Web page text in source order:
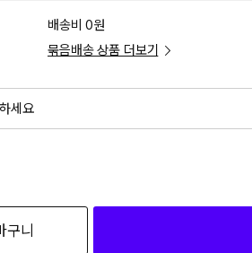
배송비 0원
묶음배송 상품 더보기
세요
구니